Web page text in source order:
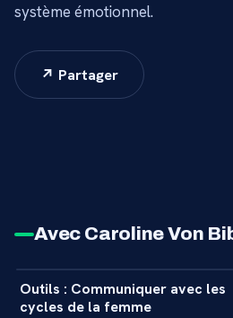
système émotionnel.
↗ Partager
Avec Caroline Von
INITIATION +
Outils : Communiquer avec les
cycles de la femme